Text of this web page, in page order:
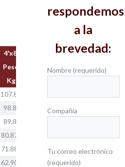
4′x8′
Peso
Kg
5′x10′
Peso
5′x20′
Peso
Kg./m
107.83
98.84 154.44 308.88
89.86
80.87*
71.88* 112.32224.64 24.18
62.90* 98.28 196.56
respondemos
a la
brevedad:
Nombre (requerido)
Compañía
Tu correo electrónico
(requerido)